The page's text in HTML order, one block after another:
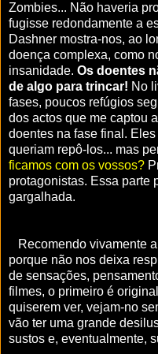
Zombies... Não haveria
fugisse redondamente a
Dashner mostra-nos, ao
doença complexa, como
insanidade. Os doentes
de algo para trincar! No
fases, poucos refúgios
dos actos que me captou
doentes na fase final.
queriam repô-los... mas
ficamos com os vossos?
protagonistas. Essa parte
gargalhada.
Recomendo vivamente
porque não nos deixa
de sensações,
filmes, o primeiro é
quiserem ver, vejam-no
vão ter uma grande
sustos e, eventualmente,